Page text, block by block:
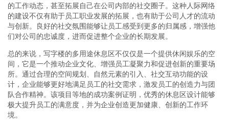
的工作动态，甚至拓展自己在公司内部的社交圈子。这种人际网络
的建设不仅有助于员工职业发展的拓展，也有助于公司人才的流动
与创新。良好的社交氛围能够让员工感受到更多的归属感，增强他
们对公司的忠诚度，进而促进整个企业的长期发展。
总的来说，写字楼的多用途休息区不仅仅是一个提供休闲娱乐的空
间，它是一个推动企业文化、增强员工凝聚力和促进创新的重要场
所。通过合理的空间规划、自然元素的引入、社交互动功能的设
计，企业能够更好地满足员工的社交需求，激发员工的创造力与团
队合作精神。该项目等地的成功案例证明，优秀的休息区设计能够
极大提升员工的满意度，并为企业创造更加健康、创新的工作环
境。